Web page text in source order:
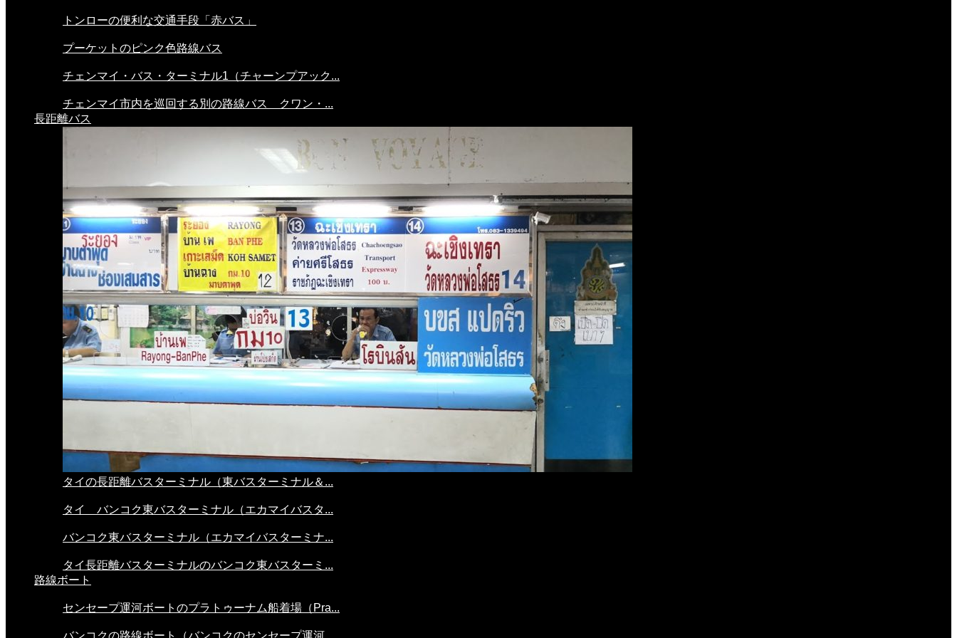
トンローの便利な交通手段「赤バス」
プーケットのピンク色路線バス
チェンマイ・バス・ターミナル1（チャーンプアック...
チェンマイ市内を巡回する別の路線バス クワン・...
長距離バス
タイの長距離バスターミナル（東バスターミナル＆...
タイ バンコク東バスターミナル（エカマイバスタ...
バンコク東バスターミナル（エカマイバスターミナ...
タイ長距離バスターミナルのバンコク東バスターミ...
路線ボート
センセープ運河ボートのプラトゥーナム船着場（Pra...
バンコクの路線ボート（バンコクのセンセープ運河...